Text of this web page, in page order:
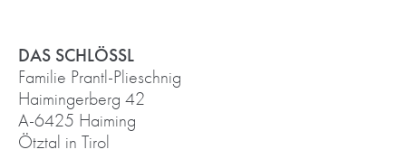
DAS SCHLÖSSL
Familie Prantl-Plieschnig
Haimingerberg 42
A-6425 Haiming
Ötztal in Tirol